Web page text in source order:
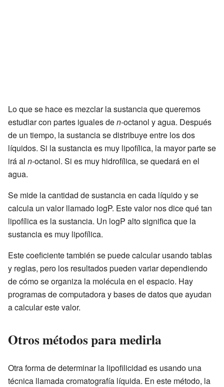
Lo que se hace es mezclar la sustancia que queremos
estudiar con partes iguales den-octanol y agua. Después
de un tiempo, la sustancia se distribuye entre los dos
líquidos. Si la sustancia es muy lipofílica, la mayor parte se
irá al n-octanol. Si es muy hidrofílica, se quedará en el
agua.
Se mide la cantidad de sustancia en cada líquido y se
calcula un valor llamado logP. Este valor nos dice qué tan
lipofílica es la sustancia. Un logP alto significa que la
sustancia es muy lipofílica.
Este coeficiente también se puede calcular usando tablas
y reglas, pero los resultados pueden variar dependiendo
de cómo se organiza la molécula en el espacio. Hay
programas de computadora y bases de datos que ayudan
a calcular este valor.
Otros métodos para medirla
Otra forma de determinar la lipofilicidad es usando una
técnica llamada cromatografía líquida. En este método, la